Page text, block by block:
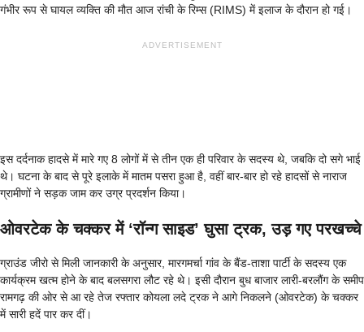
गंभीर रूप से घायल व्यक्ति की मौत आज रांची के रिम्स (RIMS) में इलाज के दौरान हो गई।
ADVERTISEMENT
इस दर्दनाक हादसे में मारे गए 8 लोगों में से तीन एक ही परिवार के सदस्य थे, जबकि दो सगे भाई
थे। घटना के बाद से पूरे इलाके में मातम पसरा हुआ है, वहीं बार-बार हो रहे हादसों से नाराज
ग्रामीणों ने सड़क जाम कर उग्र प्रदर्शन किया।
ओवरटेक के चक्कर में ‘रॉन्ग साइड’ घुसा ट्रक, उड़ गए परखच्चे
ग्राउंड जीरो से मिली जानकारी के अनुसार, मारगमर्चा गांव के बैंड-ताशा पार्टी के सदस्य एक
कार्यक्रम खत्म होने के बाद बलसगरा लौट रहे थे। इसी दौरान बुध बाजार लारी-बरलौंग के समीप
रामगढ़ की ओर से आ रहे तेज रफ्तार कोयला लदे ट्रक ने आगे निकलने (ओवरटेक) के चक्कर
में सारी हदें पार कर दीं।